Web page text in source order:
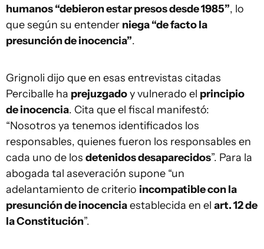
humanos “debieron estar presos desde 1985”, lo
que según su entender niega “de facto la
presunción de inocencia”.
Grignoli dijo que en esas entrevistas citadas
Perciballe ha prejuzgadoy vulnerado el principio
de inocencia. Cita que el fiscal manifestó:
“Nosotros ya tenemos identificados los
responsables, quienes fueron los responsables en
cada uno de los detenidos desaparecidos”. Para la
abogada tal aseveración supone “un
adelantamiento de criterio incompatible con la
presunción de inocenciaestablecida en el art. 12 de
la Constitución”.